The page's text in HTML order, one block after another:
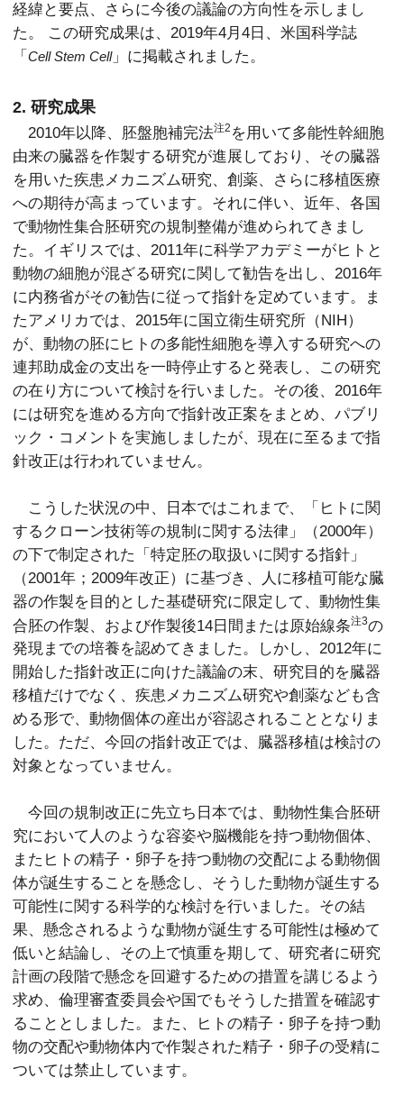
経緯と要点、さらに今後の議論の方向性を示しまし
た。 この研究成果は、2019年4月4日、米国科学誌
「Cell Stem Cell」に掲載されました。
2. 研究成果
2010年以降、胚盤胞補完法注2 を用いて多能性幹細胞
由来の臓器を作製する研究が進展しており、その臓器
を用いた疾患メカニズム研究、創薬、さらに移植医療
への期待が高まっています。それに伴い、近年、各国
で動物性集合胚研究の規制整備が進められてきまし
た。イギリスでは、2011年に科学アカデミーがヒトと
動物の細胞が混ざる研究に関して勧告を出し、2016年
に内務省がその勧告に従って指針を定めています。ま
たアメリカでは、2015年に国立衛生研究所（NIH）
が、動物の胚にヒトの多能性細胞を導入する研究への
連邦助成金の支出を一時停止すると発表し、この研究
の在り方について検討を行いました。その後、2016年
には研究を進める方向で指針改正案をまとめ、パブリ
ック・コメントを実施しましたが、現在に至るまで指
針改正は行われていません。
こうした状況の中、日本ではこれまで、「ヒトに関
するクローン技術等の規制に関する法律」（2000年）
の下で制定された「特定胚の取扱いに関する指針」
（2001年；2009年改正）に基づき、人に移植可能な臓
器の作製を目的とした基礎研究に限定して、動物性集
合胚の作製、および作製後14日間または原始線条注3の
発現までの培養を認めてきました。しかし、2012年に
開始した指針改正に向けた議論の末、研究目的を臓器
移植だけでなく、疾患メカニズム研究や創薬なども含
める形で、動物個体の産出が容認されることとなりま
した。ただ、今回の指針改正では、臓器移植は検討の
対象となっていません。
今回の規制改正に先立ち日本では、動物性集合胚研
究において人のような容姿や脳機能を持つ動物個体、
またヒトの精子・卵子を持つ動物の交配による動物個
体が誕生することを懸念し、そうした動物が誕生する
可能性に関する科学的な検討を行いました。その結
果、懸念されるような動物が誕生する可能性は極めて
低いと結論し、その上で慎重を期して、研究者に研究
計画の段階で懸念を回避するための措置を講じるよう
求め、倫理審査委員会や国でもそうした措置を確認す
ることとしました。また、ヒトの精子・卵子を持つ動
物の交配や動物体内で作製された精子・卵子の受精に
ついては禁止しています。